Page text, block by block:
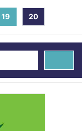
19 (current)
20